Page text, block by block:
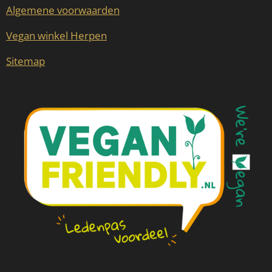
Algemene voorwaarden
Vegan winkel Herpen
Sitemap